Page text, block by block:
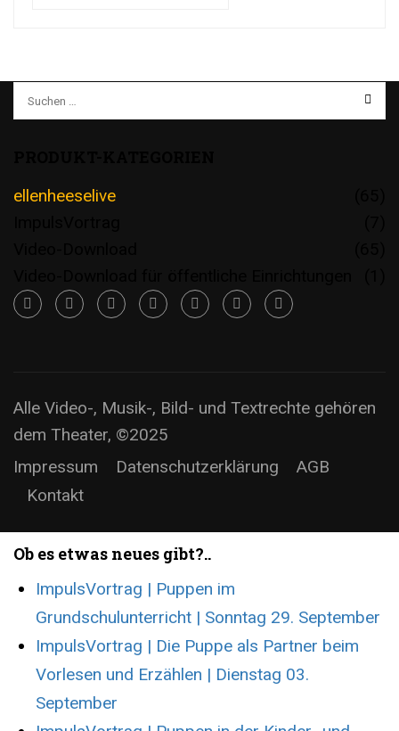
ellenheeselive
Alle Video-, Musik-, Bild- und Textrechte gehören
dem Theater, ©2025
Impressum
Datenschutzerklärung
AGB
Kontakt
Ob es etwas neues gibt?..
ImpulsVortrag | Puppen im
Grundschulunterricht | Sonntag 29. September
ImpulsVortrag | Die Puppe als Partner beim
Vorlesen und Erzählen | Dienstag 03.
September